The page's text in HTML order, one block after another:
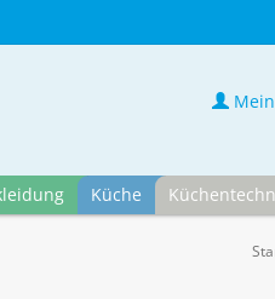
Küche